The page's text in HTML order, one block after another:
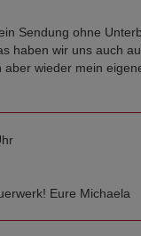
Sendung ohne
haben wir uns auch
aber wieder mein
Eure Michaela